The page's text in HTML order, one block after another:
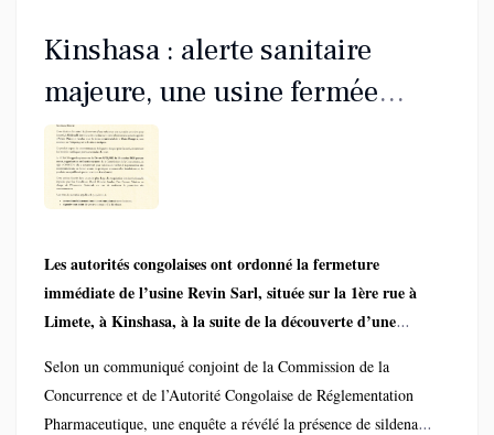
Kinshasa : alerte sanitaire
majeure, une usine fermée
après la découverte d’une
substance dangereuse dans une
boisson énergisante
Les autorités congolaises ont ordonné la fermeture
immédiate de l’usine Revin Sarl, située sur la 1ère rue à
Limete, à Kinshasa, à la suite de la découverte d’une
potentiellement mortelle dans une boisson énergisante
largement commercialisée.
Selon un communiqué conjoint de la Commission de la
Concurrence et de l’Autorité Congolaise de Réglementation
Pharmaceutique, une enquête a révélé la présence de sildenafil,